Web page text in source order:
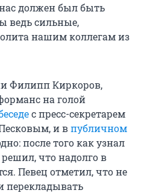
должен был быть
ведь сильные,
нашим коллегам из
Филипп Киркоров,
на голой
с пресс-секретарем
и впубличном
после того как узнал
что надолго в
Певец отметил, что не
перекладывать